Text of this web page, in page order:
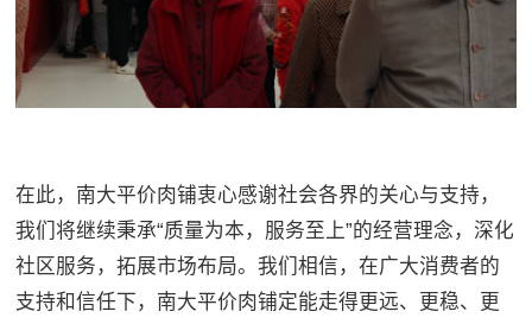
在此，南大平价肉铺衷心感谢社会各界的关心与支持，
我们将继续秉承“质量为本，服务至上”的经营理念，深化
社区服务，拓展市场布局。我们相信，在广大消费者的
支持和信任下，南大平价肉铺定能走得更远、更稳、更